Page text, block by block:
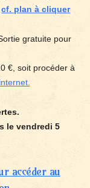
cf. plan à cliquer
gratuite pour
€, soit procéder à
le vendredi 5
accéder au